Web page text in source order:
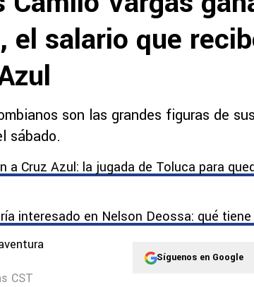
el salario que
son las grandes figuras de
sábado.
a Cruz Azul: la jugada de Toluca para
interesado en Nelson Deossa: qué
CST
Síguenos en Google